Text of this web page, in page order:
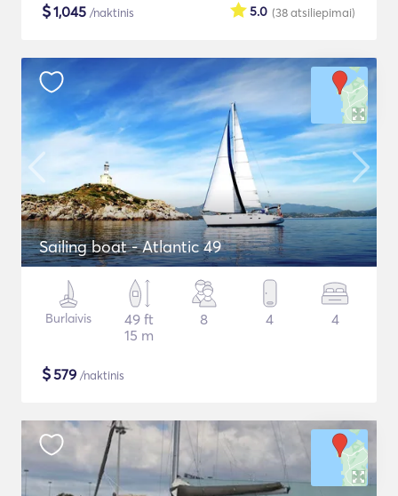
$1,045 /naktinis (38atsiliepimai)
5.0
Sailing boat - Atlantic 49
Burlaivis
49 ft
15 m
8 4 4
$579 /naktinis